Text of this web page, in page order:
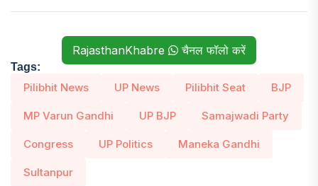
RajasthanKhabre चैनल फॉलो करें
Tags:
Pilibhit News UP News Pilibhit Seat BJP
MP Varun Gandhi UP BJP Samajwadi Party
Congress UP Politics Maneka Gandhi
Sultanpur